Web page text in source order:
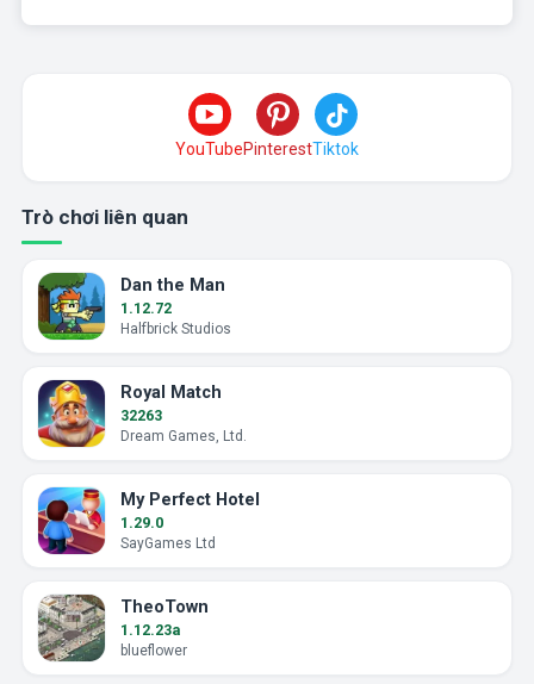
YouTubePinterestTiktok
Trò chơi liên quan
Dan the Man
1.12.72
Halfbrick Studios
Royal Match
32263
Dream Games, Ltd.
My Perfect Hotel
1.29.0
SayGames Ltd
TheoTown
1.12.23a
blueflower